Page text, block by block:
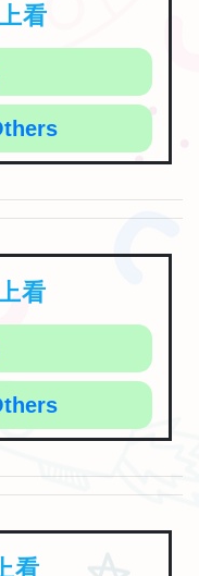
看
看
看